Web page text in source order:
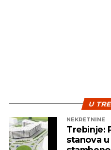
NEKRETNINE
Trebinje:
stanova u
„Kompas“